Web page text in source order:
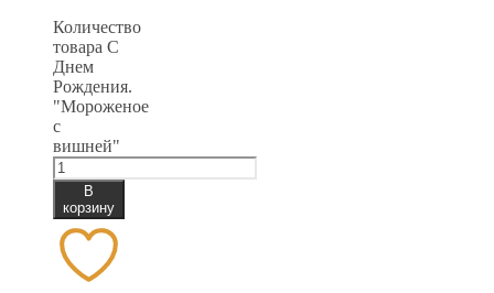
Количество
товара С
Днем
Рождения.
"Мороженое
с
вишней"
В
корзину